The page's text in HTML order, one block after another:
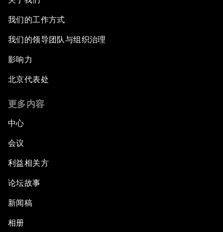
我们的工作方式
我们的领导团队与组织治理
影响力
北京代表处
更多内容
中心
会议
利益相关方
论坛故事
新闻稿
相册